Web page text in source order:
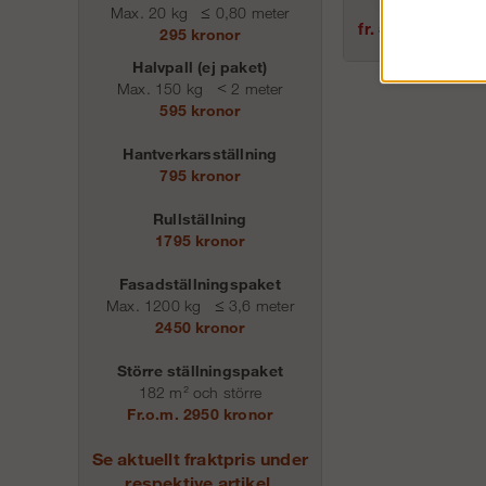
Max. 20 kg
≤ 0,80 meter
295 kronor
Halvpall (ej paket)
Max. 150 kg < 2 meter
595 kronor
Hantverkarsställning
795 kronor
Rullställning
1795 kronor
Fasadställningspaket
Max. 1200 kg
≤ 3,6 meter
2450 kronor
Större ställningspaket
182 m² och större
Fr.o.m. 2950 kronor
Se aktuellt fraktpris under
fr. 524 kr